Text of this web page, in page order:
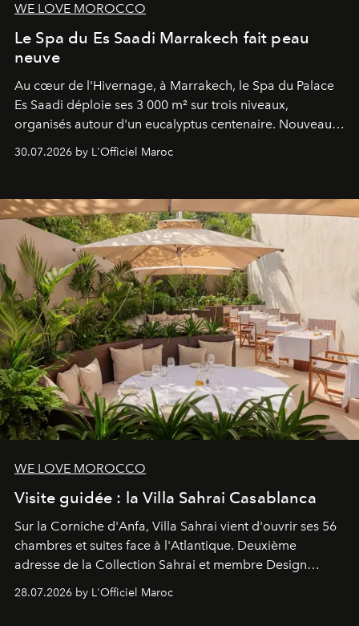
WE LOVE MOROCCO
Le Spa du Es Saadi Marrakech fait peau
neuve
Au cœur de l'Hivernage, à Marrakech, le Spa du Palace
Es Saadi déploie ses 3 000 m² sur trois niveaux,
organisés autour d'un eucalyptus centenaire. Nouveau
Lobby Bien-Être et Beauté, exclusivité mondiale en
neuro-cosmétique, parcours thermal et studio dédié au
entièreté, entre science des émotions et rituels
reposants.
30.07.2026 by L'Officiel Maroc
WE LOVE MOROCCO
Visite guidée : la Villa Sahrai Casablanca
Sur la Corniche d'Anfa, Villa Sahrai vient d'ouvrir ses 56
chambres et suites face à l'Atlantique. Deuxième
adresse de la Collection Sahrai et membre Design
Hotels, ce boutique-hôtel cinq étoiles signé Christophe
Pillet promet un lieu de vie complet. On y a déjeuné…
28.07.2026 by L'Officiel Maroc